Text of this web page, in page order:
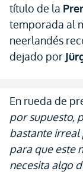
título de la
temporada al
neerlandés
dejado por
En rueda de
por supuesto,
bastante irreal
para que este
necesita algo